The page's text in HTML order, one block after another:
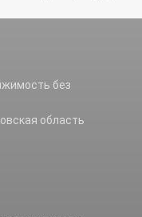
без
область